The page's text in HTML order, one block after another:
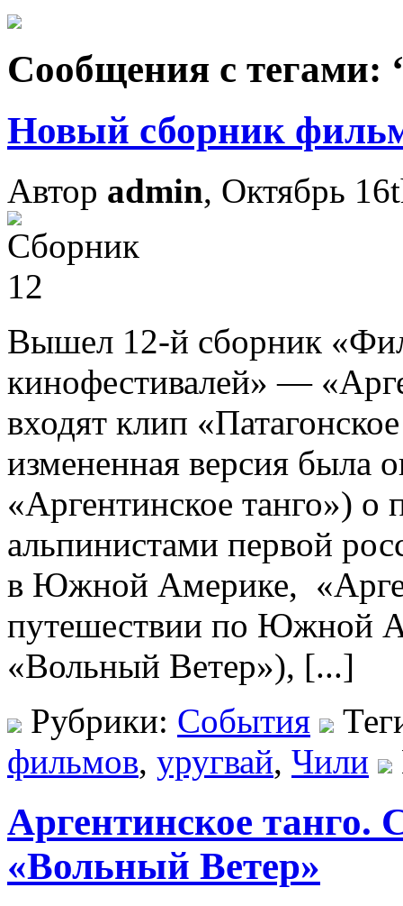
Сообщения с тегами:
Новый сборник
Автор admin, Октябрь
Вышел 12-й сборник
кинофестивалей» —
входят клип
измененная версия была
«Аргентинское танго»)
альпинистами первой
в Южной Америке,
путешествии по Южной
«Вольный Ветер»), [...]
Рубрики: События
фильмов, уругвай, Чили
Аргентинское танго.
«Вольный Ветер»